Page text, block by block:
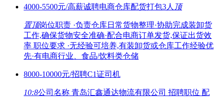
4000-5500元/高薪诚聘电商仓库配货打包3人 顶
置顶岗位职责 ·负责仓库日常货物整理·协助完成装卸货
工作,确保货物安全准确·配合电商订单发货,保证出货效
率 职位要求 ·无经验可培养,有装卸货或仓库工作经验优
先·有电商行业、食品/饮料类仓储
8000-10000元/招聘C1证司机
10:8公司名称 青岛汇鑫通达物流有限公司 招聘职位 配